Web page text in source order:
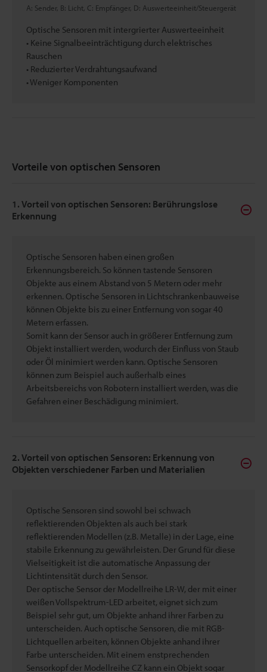
A: Sender, B: Licht, C: Empfänger, D: Auswerteeinheit/Steuergerät
Optische Sensoren mit intergrierter Auswerteeinheit
• Keine Signalbeeinträchtigung durch elektrisches
Rauschen
• Reduzierter Verdrahtungsaufwand
• Weniger Komponenten
Vorteile von optischen Sensoren
1. Vorteil von optischen Sensoren: Berührungslose
Erkennung
Optische Sensoren haben einen großen
Erkennungsbereich. So können tastende Sensoren
Objekte aus einem Abstand von 5 Metern oder mehr
erkennen. Optische Sensoren in Lichtschrankenbauweise
können Objekte bis zu einer Entfernung von sogar 40
Metern erfassen.
Somit kann der Sensor auch in größerer Entfernung zum
Objekt installiert werden, wodurch der Einfluss von Staub
oder Öl minimiert werden kann. Optische Sensoren
können zum Beispiel auch außerhalb eines
Arbeitsbereichs von Robotern installiert werden, was die
Gefahren einer Beschädigung minimiert.
2. Vorteil von optischen Sensoren: Erkennung von
Objekten verschiedener Farben und Materialien
Optische Sensoren sind sowohl bei schwach
reflektierenden Objekten als auch bei stark
reflektierenden Modellen (z.B. Metalle) in der Lage, eine
stabile Erkennung zu gewährleisten. Der Grund für diese
Vielseitigkeit ist die automatische Anpassung der
Lichtintensität durch den Sensor.
Der optische Sensor der Modellreihe LR-W, der mit einer
weißen Vollspektrum-LED arbeitet, eignet sich zum
Beispiel sehr gut, um Objekte anhand ihrer Farben zu
unterscheiden. Auch optische Sensoren, die mit RGB-
Lichtquellen arbeiten, können Objekte anhand ihrer
Farbe unterscheiden. Mit einem enstprechenden
Sensorkopf der Modellreihe CZ kann ein Objekt sogar